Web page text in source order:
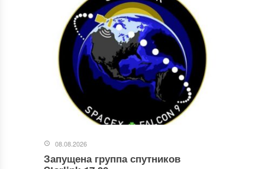
08.08.2026
Запущена группа спутников